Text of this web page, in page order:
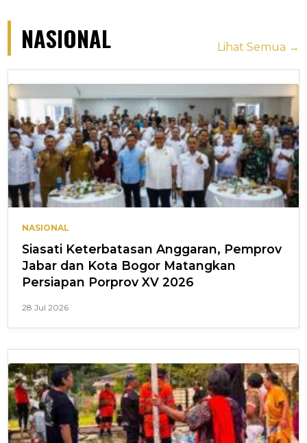
NASIONAL Lihat Semua →
NASIONAL
Siasati Keterbatasan Anggaran, Pemprov
Jabar dan Kota Bogor Matangkan
Persiapan Porprov XV 2026
28 Jul 2026